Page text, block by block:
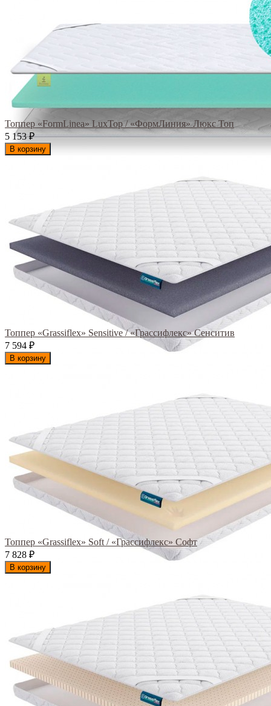
Топпер «FormLinea» LuxTop / «ФормЛиния» Люкс Топ
5 153₽
В корзину
Топпер «Grassiflex» Sensitive / «Грассифлекс» Сенситив
7 594 ₽
В корзину
Топпер «Grassiflex» Soft / «Грассифлекс» Софт
7 828 ₽
В корзину